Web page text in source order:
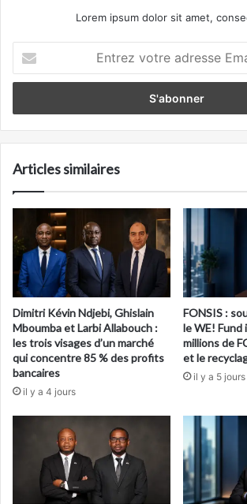
Lorem ipsum dolor sit amet,
votre
adresse
Articles similaires
Dimitri Kévin Ndjebi, Ghislain
Mboumba et Larbi Allabouch :
les trois visages d’un marché
qui concentre 85 % des profits
bancaires
il y a 4 jours
FONSIS :
le WE!
millions de
et le
il y a 5 jours